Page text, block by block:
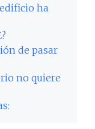
ha
de pasar
no quiere